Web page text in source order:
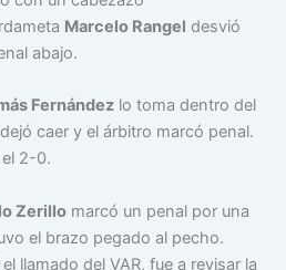
Marcelo Rangel desvió
abajo.
Fernández lo toma dentro del
caer y el árbitro marcó penal.
2-0.
Zerillo marcó un penal por una
el brazo pegado al pecho.
llamado del VAR, fue a revisar la